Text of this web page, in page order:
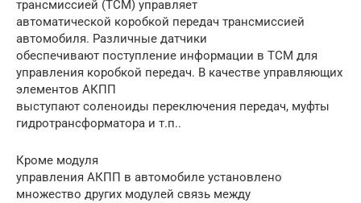
трансмиссией (TCM) управляет
автоматической коробкой передач трансмиссией
автомобиля. Различные датчики
обеспечивают поступление информации в TCM для
управления коробкой передач. В качестве управляющих
элементов АКПП
выступают соленоиды переключения передач, муфты
гидротрансформатора и т.п..
Кроме модуля
управления АКПП в автомобиле установлено
множество других модулей связь между